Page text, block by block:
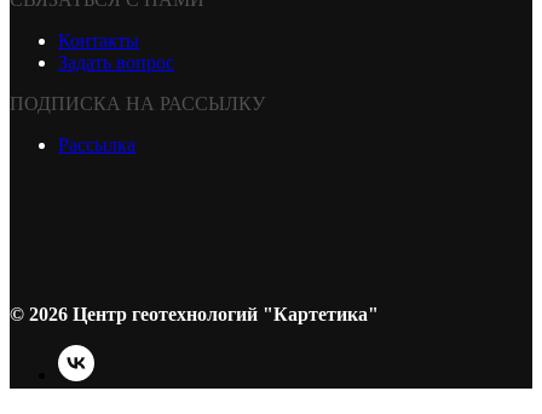
Контакты
Задать вопрос
ПОДПИСКА НА РАССЫЛКУ
Рассылка
© 2026 Центр геотехнологий "Картетика"